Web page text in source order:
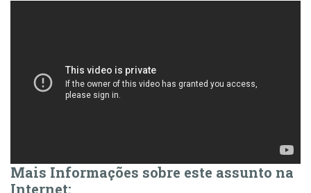
Mais Informações sobre este assunto na
Internet: